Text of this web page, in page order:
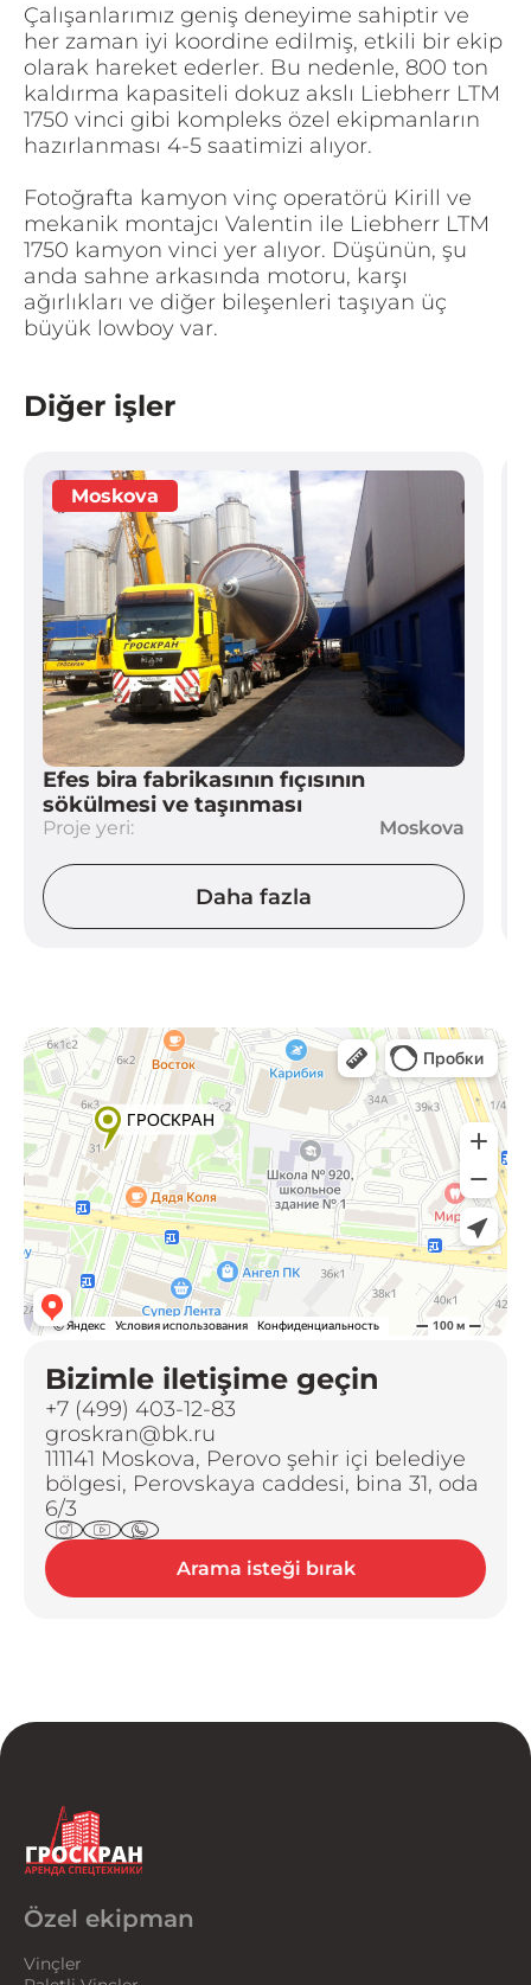
Çalışanlarımız geniş deneyime sahiptir ve
her zaman iyi koordine edilmiş, etkili bir ekip
olarak hareket ederler. Bu nedenle, 800 ton
kaldırma kapasiteli dokuz akslı Liebherr LTM
1750 vinci gibi kompleks özel ekipmanların
hazırlanması 4-5 saatimizi alıyor.
Fotoğrafta kamyon vinç operatörü Kirill ve
mekanik montajcı Valentin ile Liebherr LTM
1750 kamyon vinci yer alıyor. Düşünün, şu
anda sahne arkasında motoru, karşı
ağırlıkları ve diğer bileşenleri taşıyan üç
büyük lowboy var.
Diğer işler
Efes bira fabrikasının fıçısının
sökülmesi ve taşınması
Proje yeri: Moskova
Daha fazla
Bizimle iletişime geçin
+7 (499) 403-12-83
groskran@bk.ru
111141 Moskova, Perovo şehir içi belediye
bölgesi, Perovskaya caddesi, bina 31, oda
6/3
Arama isteği bırak
Özel ekipman
Vinçler